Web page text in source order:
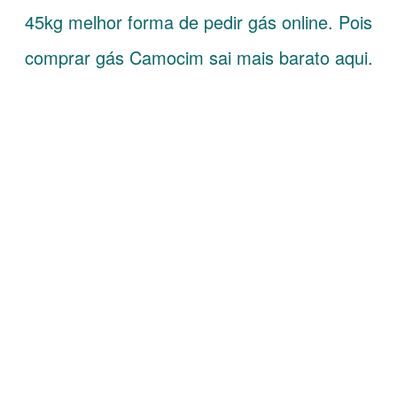
45kg melhor forma de pedir gás online. Pois
comprar gás Camocim sai mais barato aqui.